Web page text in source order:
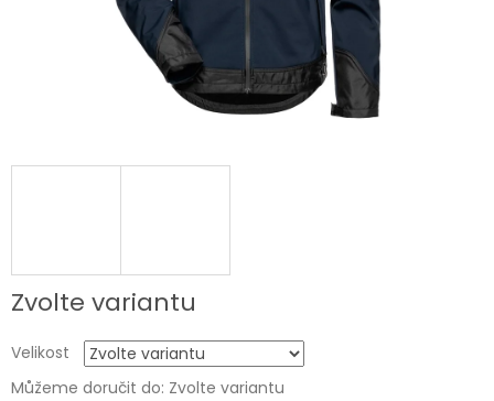
Zvolte variantu
Velikost
Můžeme doručit do: Zvolte variantu